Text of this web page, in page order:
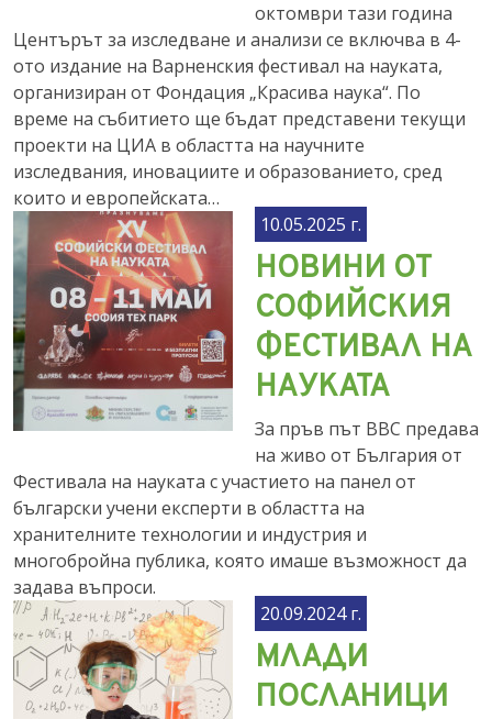
октомври тази година
Центърът за изследване и анализи се включва в 4-
ото издание на Варненския фестивал на науката,
организиран от Фондация „Красива наука“. По
време на събитието ще бъдат представени текущи
проекти на ЦИА в областта на научните
изследвания, иновациите и образованието, сред
които и европейската…
10.05.2025 г.
НОВИНИ ОТ
СОФИЙСКИЯ
ФЕСТИВАЛ НА
НАУКАТА
За пръв път BBC предава
на живо от България от
Фестивала на науката с участието на панел от
български учени експерти в областта на
хранителните технологии и индустрия и
многобройна публика, която имаше възможност да
задава въпроси.
20.09.2024 г.
МЛАДИ
ПОСЛАНИЦИ